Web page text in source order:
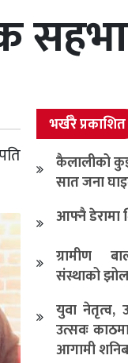
भर्खरै प्रकाशित
कैलालीको
सात जना
आफ्नै डेरामा
ग्रामीण
संस्थाको
युवा नेतृत्व,
उत्सवः
आगामी